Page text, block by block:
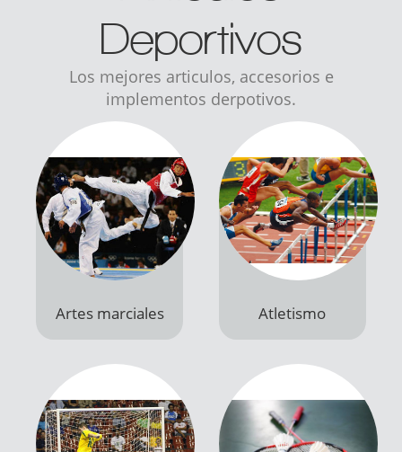
implementos derpotivos.
Productos
Artes marciales
Productos
Atletismo
Productos Productos